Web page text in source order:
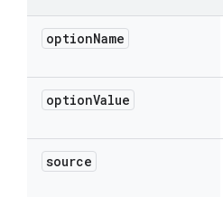
optionName
optionValue
source